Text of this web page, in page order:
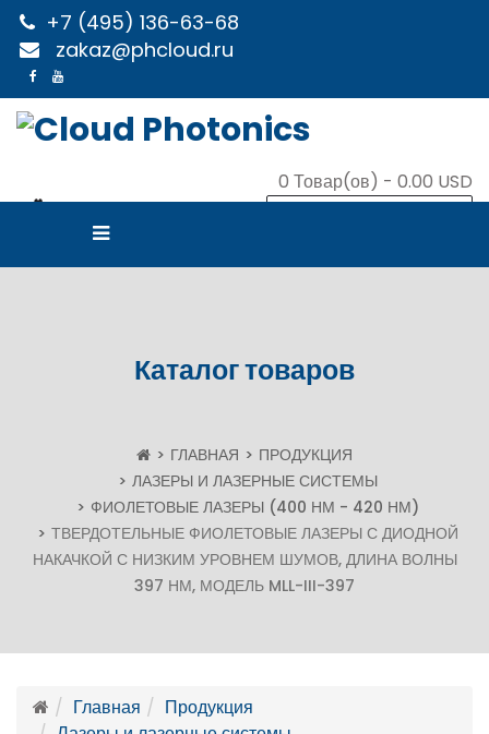
+7 (495) 136-63-68
zakaz@phcloud.ru
0 Товар(ов) - 0.00 USD
Каталог товаров
ГЛАВНАЯ
ПРОДУКЦИЯ
ЛАЗЕРЫ И ЛАЗЕРНЫЕ СИСТЕМЫ
ФИОЛЕТОВЫЕ ЛАЗЕРЫ (400 НМ - 420 НМ)
ТВЕРДОТЕЛЬНЫЕ ФИОЛЕТОВЫЕ ЛАЗЕРЫ С ДИОДНОЙ
НАКАЧКОЙ С НИЗКИМ УРОВНЕМ ШУМОВ, ДЛИНА ВОЛНЫ
397 НМ, МОДЕЛЬ MLL-III-397
Главная
Продукция